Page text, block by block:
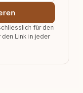
für den
Link in jeder